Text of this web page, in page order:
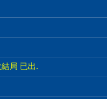
局 已出.